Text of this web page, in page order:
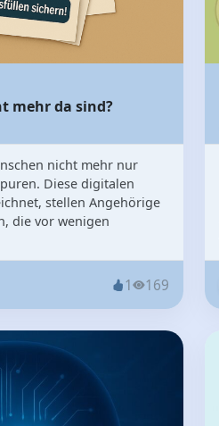
mehr da sind?
nicht mehr nur
Diese digitalen
stellen Angehörige
die vor wenigen
1 169